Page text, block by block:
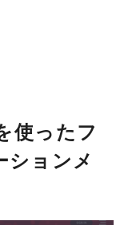
使ったフ
ションメ